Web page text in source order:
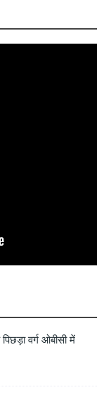
वर्ग ओबीसी में